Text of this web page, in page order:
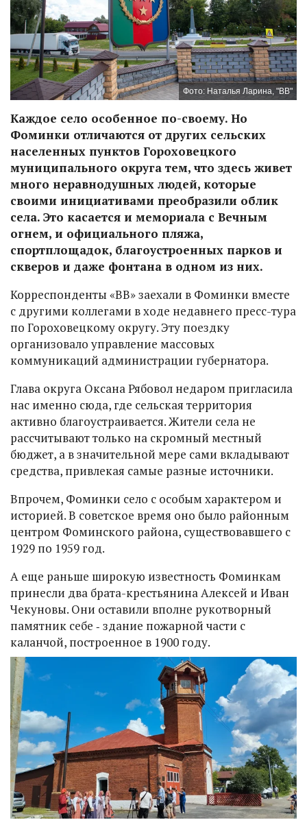
Фото: Наталья Ларина, "ВВ"
Каждое село особенное по-своему. Но
Фоминки отличаются от других сельских
населенных пунктов Гороховецкого
муниципального округа тем, что здесь живет
много неравнодушных людей, которые
своими инициативами преобразили облик
села. Это касается и мемориала с Вечным
огнем, и официального пляжа,
спортплощадок, благоустроенных парков и
скверов и даже фонтана в одном из них.
Корреспонденты «ВВ» заехали в Фоминки вместе
с другими коллегами в ходе недавнего пресс-тура
по Гороховецкому округу. Эту поездку
организовало управление массовых
коммуникаций администрации губернатора.
Глава округа Оксана Рябовол недаром пригласила
нас именно сюда, где сельская территория
активно благоустраивается. Жители села не
рассчитывают только на скромный местный
бюджет, а в значительной мере сами вкладывают
средства, привлекая самые разные источники.
Впрочем, Фоминки село с особым характером и
историей. В советское время оно было районным
центром Фоминского района, существовавшего с
1929 по 1959 год.
А еще раньше широкую известность Фоминкам
принесли два брата-крестьянина Алексей и Иван
Чекуновы. Они оставили вполне рукотворный
памятник себе ‑ здание пожарной части с
каланчой, построенное в 1900 году.